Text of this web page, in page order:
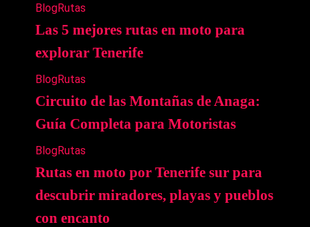
BlogRutas
Las 5 mejores rutas en moto para
explorar Tenerife
BlogRutas
Circuito de las Montañas de Anaga:
Guía Completa para Motoristas
BlogRutas
Rutas en moto por Tenerife sur para
descubrir miradores, playas y pueblos
con encanto